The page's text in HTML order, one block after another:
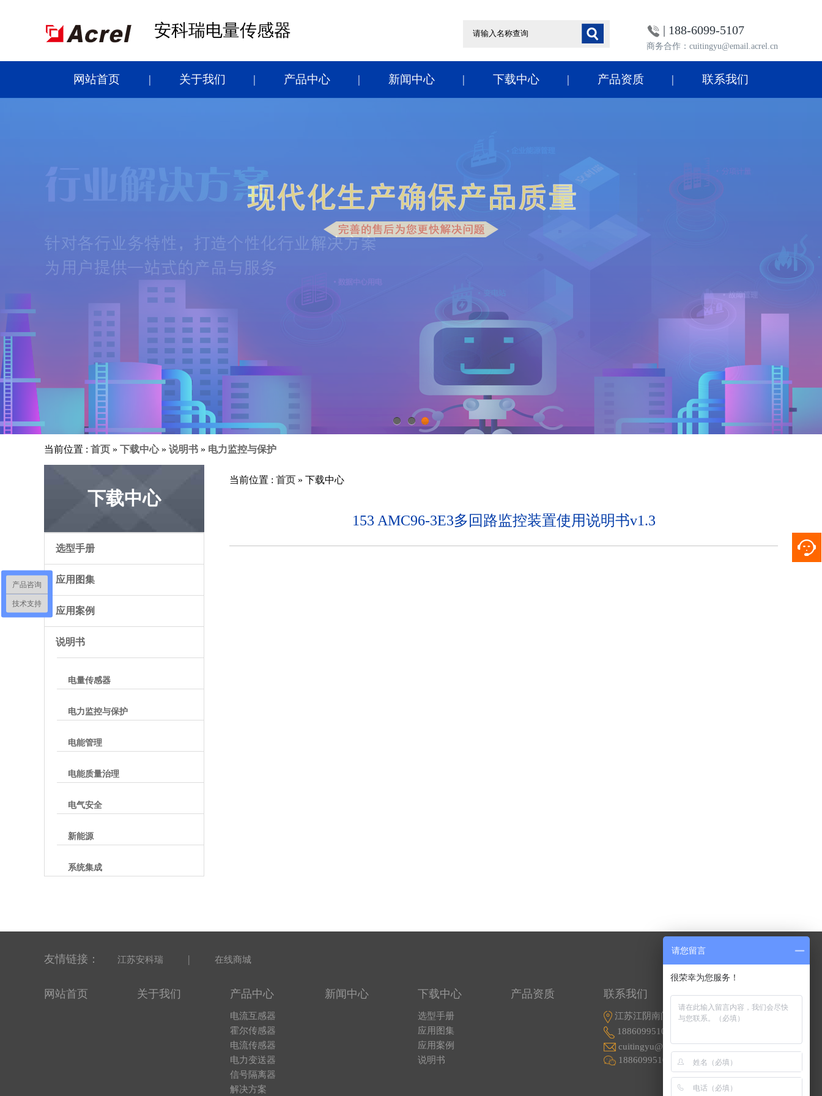
安科瑞电量传感器 | 188-6099-5107
商务合作：cuitingyu@email.acrel.cn
网站首页 关于我们 产品中心 新闻中心 下载中心 产品资质 联系我们
2
3
当前位置 : 首页 » 下载中心» 说明书 » 电力监控与保护
下载中心
选型手册
应用图集
应用案例
说明书
电量传感器
电力监控与保护
电能管理
电能质量治理
电气安全
新能源
系统集成
当前位置 : 首页 » 下载中心
153 AMC96-3E3多回路监控装置使用说明书v1.3
友情链接： 江苏安科瑞 | 在线商城
网站首页 关于我们 产品中心
电流互感器
霍尔传感器
电流传感器
电力变送器
信号隔离器
解决方案
新闻中心 下载中心
选型手册
应用图集
应用案例
说明书
产品资质 联系我们
江苏江阴南闸东盟工业园东盟路5号
18860995107
cuitingyu@email.acrel.cn
18860995107
产品咨询
技术支持
请您留言
很荣幸为您服务！